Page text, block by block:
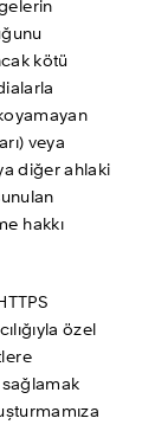
kötü
veya
diğer ahlaki
hakkı
özel
sağlamak